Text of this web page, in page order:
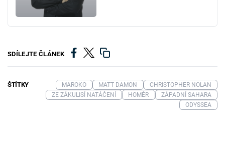
SDÍLEJTE ČLÁNEK
ŠTÍTKY MAROKO MATT DAMON
CHRISTOPHER NOLAN
ZE ZÁKULISÍ NATÁČENÍ
HOMÉR
ZÁPADNÍ SAHARA
ODYSSEA